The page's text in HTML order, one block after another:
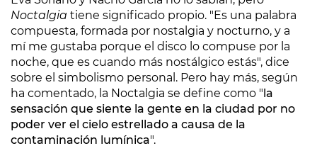
Noctalgia tiene significado propio. "Es una palabra
compuesta, formada por nostalgia y nocturno, y a
mí me gustaba porque el disco lo compuse por la
noche, que es cuando más nostálgico estás", dice
sobre el simbolismo personal. Pero hay más, según
ha comentado, la Noctalgia se define como "la
sensación que siente la gente en la ciudad por no
poder ver el cielo estrellado a causa de la
contaminación lumínica".